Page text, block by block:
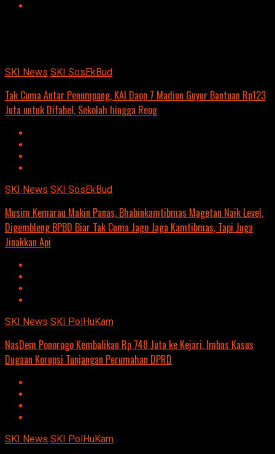
SKI News SKI SosEkBud
Tak Cuma Antar Penumpang, KAI Daop 7 Madiun Guyur Bantuan Rp123
Juta untuk Difabel, Sekolah hingga Reog
SKI News SKI SosEkBud
Musim Kemarau Makin Panas, Bhabinkamtibmas Magetan Naik Level,
Digembleng BPBD Biar Tak Cuma Jago Jaga Kamtibmas, Tapi Juga
Jinakkan Api
SKI News SKI PolHuKam
NasDem Ponorogo Kembalikan Rp 748 Juta ke Kejari, Imbas Kasus
Dugaan Korupsi Tunjangan Perumahan DPRD
SKI News SKI PolHuKam